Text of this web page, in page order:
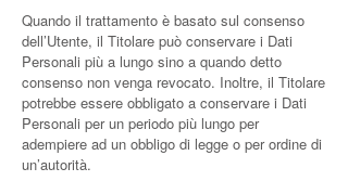
Quando il trattamento è basato sul consenso
dell’Utente, il Titolare può conservare i Dati
Personali più a lungo sino a quando detto
consenso non venga revocato. Inoltre, il Titolare
potrebbe essere obbligato a conservare i Dati
Personali per un periodo più lungo per
adempiere ad un obbligo di legge o per ordine di
un’autorità.